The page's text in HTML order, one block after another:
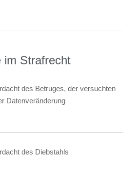
im Strafrecht
des Betruges, der versuchten
Datenveränderung
des Diebstahls